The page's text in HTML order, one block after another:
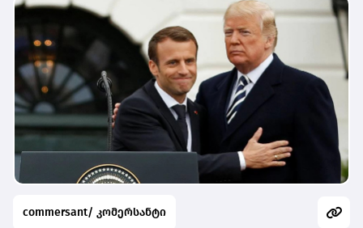
commersant/ კომერსანტი